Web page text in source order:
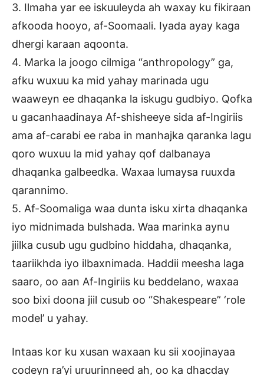
3. Ilmaha yar ee iskuuleyda ah waxay ku fikiraan
afkooda hooyo, af-Soomaali. Iyada ayay kaga
dhergi karaan aqoonta.
4. Marka la joogo cilmiga “anthropology” ga,
afku wuxuu ka mid yahay marinada ugu
waaweyn ee dhaqanka la iskugu gudbiyo. Qofka
u gacanhaadinaya Af-shisheeye sida af-Ingiriis
ama af-carabi ee raba in manhajka qaranka lagu
qoro wuxuu la mid yahay qof dalbanaya
dhaqanka galbeedka. Waxaa lumaysa ruuxda
qarannimo.
5. Af-Soomaliga waa dunta isku xirta dhaqanka
iyo midnimada bulshada. Waa marinka aynu
jiilka cusub ugu gudbino hiddaha, dhaqanka,
taariikhda iyo ilbaxnimada. Haddii meesha laga
saaro, oo aan Af-Ingiriis ku beddelano, waxaa
soo bixi doona jiil cusub oo “Shakespeare” ‘role
model’ u yahay.
Intaas kor ku xusan waxaan ku sii xoojinayaa
codeyn ra’yi uruurinneed ah, oo ka dhacday